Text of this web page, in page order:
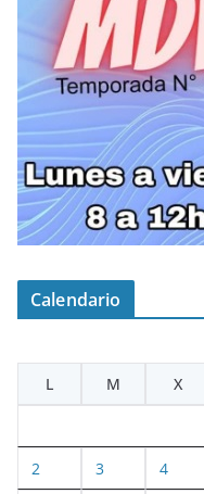
Calendario
L
M X
2 3 4